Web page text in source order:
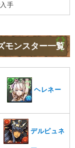
手
モンスター一覧
ヘレネー
デルピュネ